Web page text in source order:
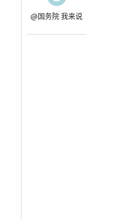
@国务院 我来说